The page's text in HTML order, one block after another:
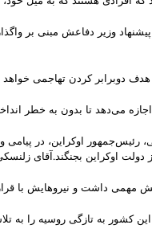
پیشنهاد وزیر دفاعش مبنی
هدف دوبرابر کردن تهاجمی
می‌دهد تا بدون به خطر
رئیس‌جمهور اوکراین، در
گفته بود که ۱۶ هزار داوطلب خارجی برای پیوستن به آنچه که او
داشت و نیروهایش با
کشور به تازگی روسیه را به